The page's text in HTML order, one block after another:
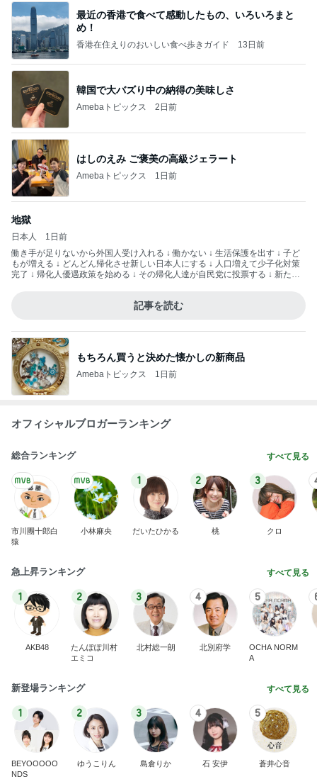
最近の香港で食べて感動したもの、いろいろまと
め！
香港在住えりのおいしい食べ歩きガイド 13日前
韓国で大バズり中の納得の美味しさ
Amebaトピックス 2日前
はしのえみ ご褒美の高級ジェラート
Amebaトピックス 1日前
地獄
日本人
1日前
働き手が足りないから外国人受け入れる ↓ 働かない ↓ 生活保護を出す ↓ 子ど
もが増える ↓ どんどん帰化させ新しい日本人にする ↓ 人口増えて少子化対策
完了 ↓ 帰化人優遇政策を始める ↓ その帰化人達が自民党に投票する ↓ 新たな
記事を読む
もちろん買うと決めた懐かしの新商品
Amebaトピックス 1日前
オフィシャルブロガーランキング
総合ランキング すべて見る
市川團十郎白
猿
小林麻央
1
だいたひかる
2
桃
3
クロ
急上昇ランキング すべて見る
1
AKB48
2
たんぽぽ川村
エミコ
3
北村総一朗
4
北別府学
5
OCHA NORM
A
新登場ランキング すべて見る
1
BEYOOOOO
NDS
2
ゆうこりん
3
島倉りか
4
石 安伊
5
蒼井心音